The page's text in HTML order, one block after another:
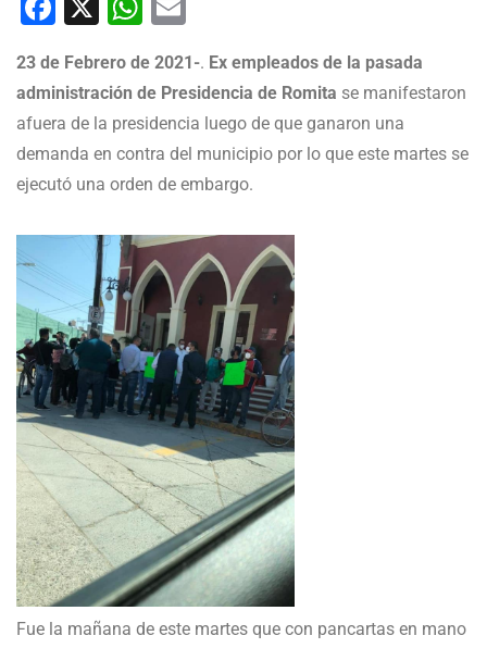
23 de Febrero de 2021-. Ex empleados de la pasada
administración de Presidencia de Romita se manifestaron
afuera de la presidencia luego de que ganaron una
demanda en contra del municipio por lo que este martes se
ejecutó una orden de embargo.
Fue la mañana de este martes que con pancartas en mano